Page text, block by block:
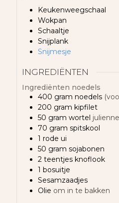
Keukenweegschaal
Wokpan
Schaaltje
Snijplank
Snijmesje
INGREDIËNTEN
Ingrediënten noedels
400 gram noedels
200 gram kipfilet
50 gram wortel julienne
70 gram spitskool
1 rode ui
50 gram sojabonen
2 teentjes knoflook
1 bosuitje
Sesamzaadjes
Olie om in te bakken